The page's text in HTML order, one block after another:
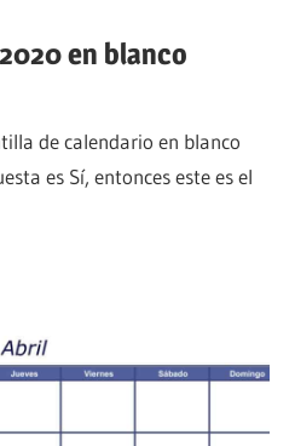
en blanco
de calendario en blanco
es Sí, entonces este es el